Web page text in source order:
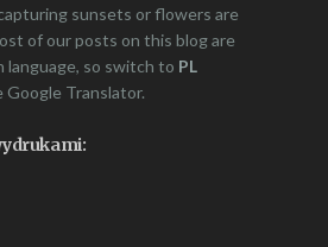
sunsets or flowers are
of our posts on this blog are
language, so switch to PL
Google Translator.